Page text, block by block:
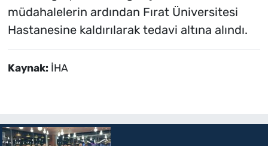
müdahalelerin ardından Fırat Üniversitesi
Hastanesine kaldırılarak tedavi altına alındı.
Kaynak: İHA